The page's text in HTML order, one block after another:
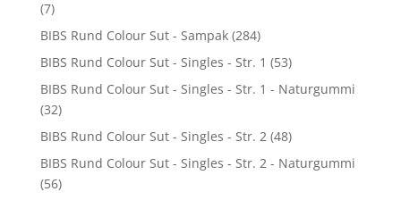
(7)
BIBS Rund Colour Sut - Sampak (284)
BIBS Rund Colour Sut - Singles - Str. 1 (53)
BIBS Rund Colour Sut - Singles - Str. 1 - Naturgummi
(32)
BIBS Rund Colour Sut - Singles - Str. 2 (48)
BIBS Rund Colour Sut - Singles - Str. 2 - Naturgummi
(56)